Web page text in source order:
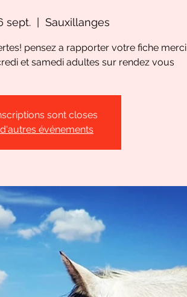
sept. Sauxillanges
pensez a rapporter votre fiche merci
et samedi adultes sur rendez vous
sont closes
événements